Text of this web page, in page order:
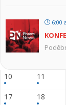
6:00
10 11
17 18